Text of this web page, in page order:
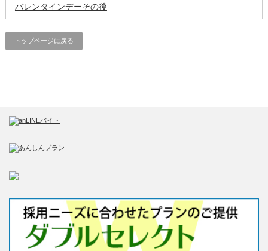
バレンタインデーその後
トップページに戻る